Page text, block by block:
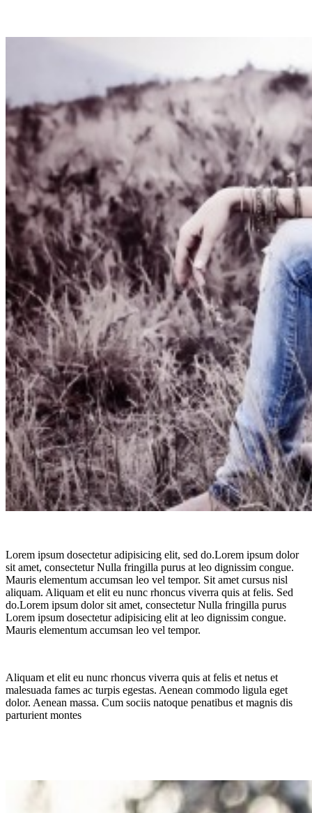
Lorem ipsum dosectetur adipisicing elit, sed do.Lorem ipsum dolor
sit amet, consectetur Nulla fringilla purus at leo dignissim congue.
Mauris elementum accumsan leo vel tempor. Sit amet cursus nisl
aliquam. Aliquam et elit eu nunc rhoncus viverra quis at felis. Sed
do.Lorem ipsum dolor sit amet, consectetur Nulla fringilla purus
Lorem ipsum dosectetur adipisicing elit at leo dignissim congue.
Mauris elementum accumsan leo vel tempor.
Aliquam et elit eu nunc rhoncus viverra quis at felis et netus et
malesuada fames ac turpis egestas. Aenean commodo ligula eget
dolor. Aenean massa. Cum sociis natoque penatibus et magnis dis
parturient montes